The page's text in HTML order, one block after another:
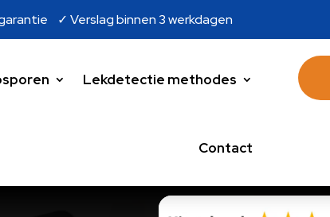
✓ Verslag binnen 3 werkdagen
Lekdetectie methodes
Contact